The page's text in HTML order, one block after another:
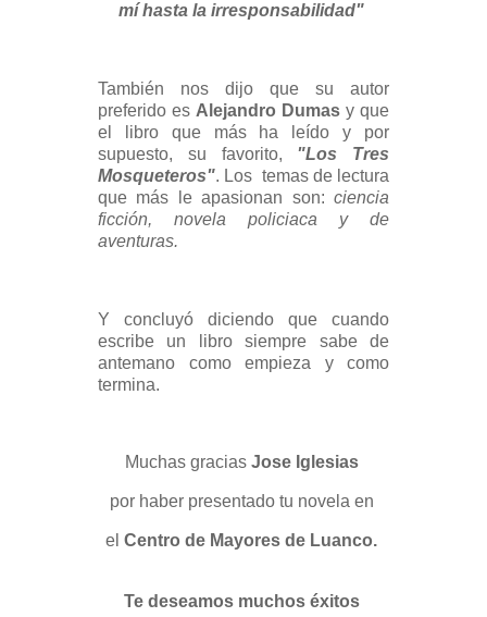
mí hasta la irresponsabilidad"
También nos dijo que su autor
preferido es Alejandro Dumas y que
el libro que más ha leído y por
supuesto, su favorito, "Los Tres
Mosqueteros". Los temas de lectura
que más le apasionan son: ciencia
ficción, novela policiaca y de
aventuras.
Y concluyó diciendo que cuando
escribe un libro siempre sabe de
antemano como empieza y como
termina.
Muchas graciasJose Iglesias
por haber presentado tu novela en
el Centro de Mayores de Luanco.
Te deseamos muchos éxitos